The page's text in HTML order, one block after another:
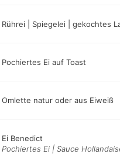
Rührei | Spiegelei | gekochtes
Pochiertes Ei auf Toast
Omlette natur oder aus Eiweiß
Ei Benedict
Pochiertes Ei | Sauce